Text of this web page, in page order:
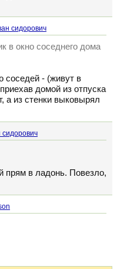
сидорович
в окно соседнего дома
соседей - (живут в
домой из отпуска
а из стенки выковырял
сидорович
прям в ладонь. Повезло,